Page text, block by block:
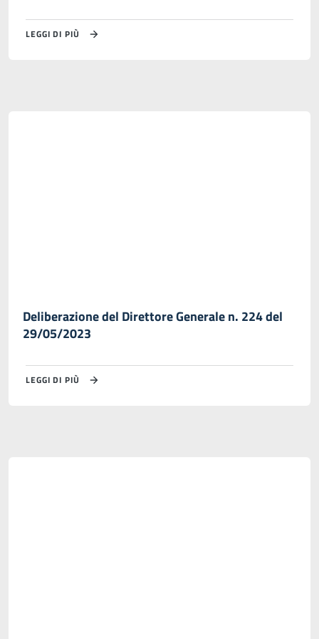
LEGGI DI PIÙ
Deliberazione del Direttore Generale n. 224 del
29/05/2023
LEGGI DI PIÙ